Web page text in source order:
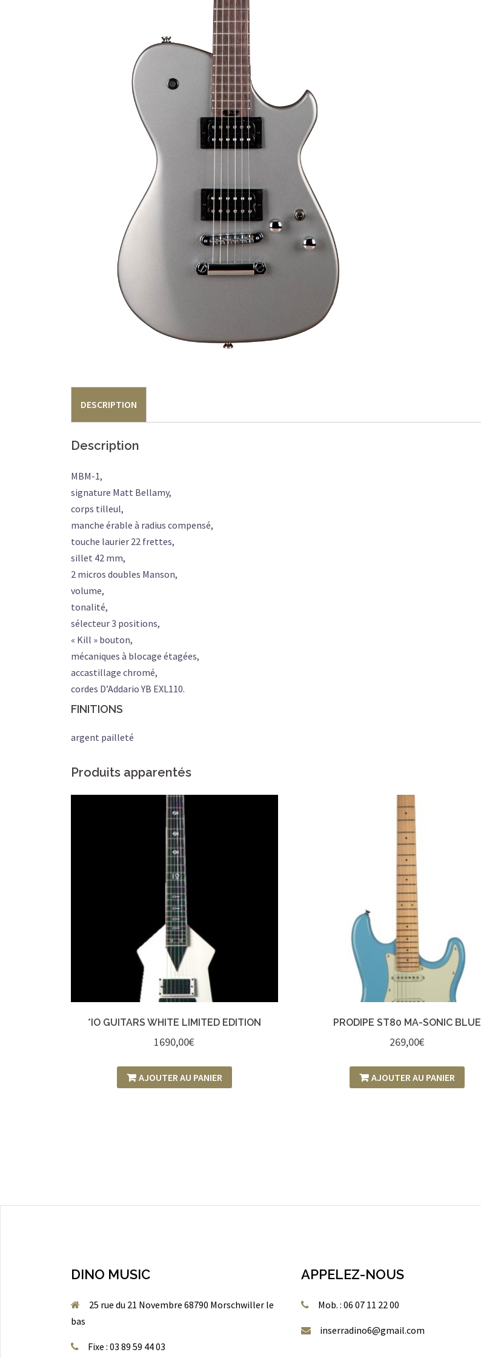
DESCRIPTION
Description
MBM-1,
signature Matt Bellamy,
corps tilleul,
manche érable à radius compensé,
touche laurier 22 frettes,
sillet 42 mm,
2 micros doubles Manson,
volume,
tonalité,
sélecteur 3 positions,
« Kill » bouton,
mécaniques à blocage étagées,
accastillage chromé,
cordes D’Addario YB EXL110.
FINITIONS
argent pailleté
Produits apparentés
*IO GUITARS WHITE LIMITED EDITION
1690,00€
AJOUTER AU PANIER
PRODIPE ST80 MA-SONIC BLUE
269,00€
AJOUTER AU PANIER
DINO MUSIC
25 rue du 21 Novembre 68790 Morschwiller le
bas
Fixe : 03 89 59 44 03
APPELEZ-NOUS
Mob. : 06 07 11 22 00
inserradino6@gmail.com